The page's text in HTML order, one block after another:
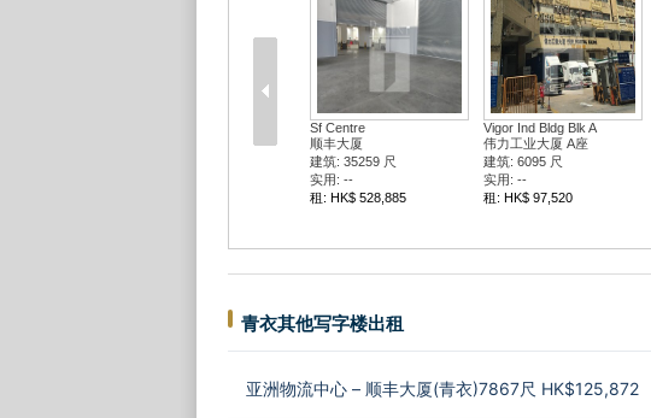
Sf Centre
顺丰大厦
建筑: 35259 尺
实用: --
租: HK$ 528,885
Vigor Ind Bldg Blk A
伟力工业大厦 A座
建筑: 6095 尺
实用: --
租: HK$ 97,520
青衣其他写字楼出租
亚洲物流中心 – 顺丰大厦(青衣)7867尺 HK$125,872